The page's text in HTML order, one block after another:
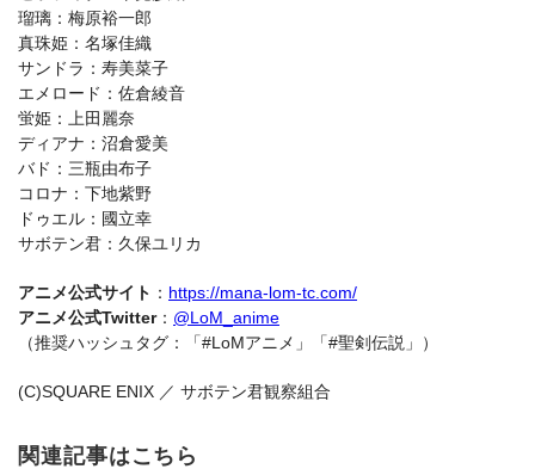
瑠璃：梅原裕一郎
真珠姫：名塚佳織
サンドラ：寿美菜子
エメロード：佐倉綾音
蛍姫：上田麗奈
ディアナ：沼倉愛美
バド：三瓶由布子
コロナ：下地紫野
ドゥエル：國立幸
サボテン君：久保ユリカ
アニメ公式サイト ： https://mana-lom-tc.com/
アニメ公式Twitter： @LoM_anime
（推奨ハッシュタグ：「#LoMアニメ」「#聖剣伝説」）
(C)SQUARE ENIX ／ サボテン君観察組合
関連記事はこちら